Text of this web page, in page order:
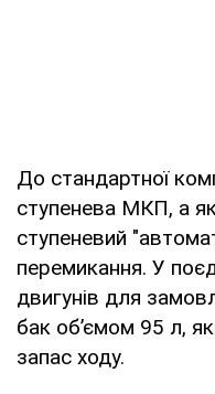
До стандартної
ступенева МКП, а
ступеневий
перемикання. У
двигунів для
бак об’ємом 95 л,
запас ходу.